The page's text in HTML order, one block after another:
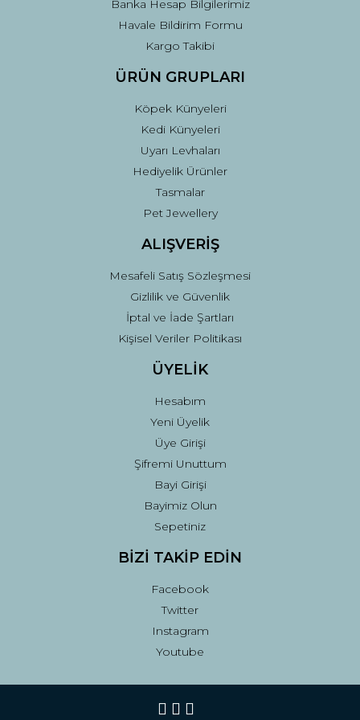
Gönder
Banka Hesap Bilgilerimiz
Havale Bildirim Formu
Kargo Takibi
ÜRÜN GRUPLARI
Köpek Künyeleri
Kedi Künyeleri
Uyarı Levhaları
Hediyelik Ürünler
Tasmalar
Pet Jewellery
ALIŞVERİŞ
Mesafeli Satış Sözleşmesi
Gizlilik ve Güvenlik
İptal ve İade Şartları
Kişisel Veriler Politikası
ÜYELİK
Hesabım
Yeni Üyelik
Üye Girişi
Şifremi Unuttum
Bayi Girişi
Bayimiz Olun
Sepetiniz
BİZİ TAKİP EDİN
Facebook
Twitter
Instagram
Youtube